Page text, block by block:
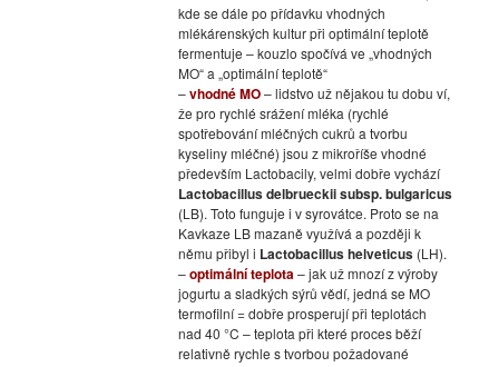
kde se dále po přídavku vhodných
mlékárenských kultur při optimální teplotě
fermentuje – kouzlo spočívá ve „vhodných
MO“ a „optimální teplotě“
–vhodné MO– lidstvo už nějakou tu dobu ví,
že pro rychlé srážení mléka (rychlé
spotřebování mléčných cukrů a tvorbu
kyseliny mléčné) jsou z mikroříše vhodné
především Lactobacily, velmi dobře vychází
Lactobacillus delbrueckii subsp. bulgaricus
(LB). Toto funguje i v syrovátce. Proto se na
Kavkaze LB mazaně využívá a později k
němu přibyl i Lactobacillus helveticus (LH).
–optimální teplota– jak už mnozí z výroby
jogurtu a sladkých sýrů vědí, jedná se MO
termofilní = dobře prosperují při teplotách
nad 40 °C – teplota při které proces běží
relativně rychle s tvorbou požadované